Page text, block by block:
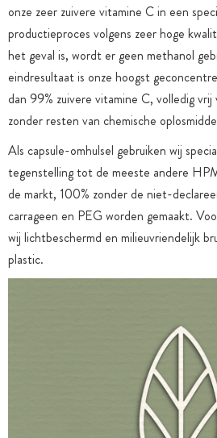
onze zeer zuivere vitamine C in een
productieproces volgens zeer hoge
het geval is, wordt er geen methanol
eindresultaat is onze hoogst
dan 99% zuivere vitamine C, volledig
zonder resten van chemische
Als capsule-omhulsel gebruiken wij
tegenstelling tot de meeste andere
de markt, 100% zonder de niet-
carrageen en PEG worden gemaakt.
wij lichtbeschermd en milieuvriendelijk
plastic.